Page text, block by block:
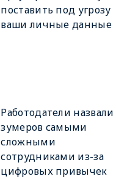
поставить под угрозу
ваши личные данные
Работодатели назвали
зумеров самыми
сложными
сотрудниками из-за
цифровых привычек